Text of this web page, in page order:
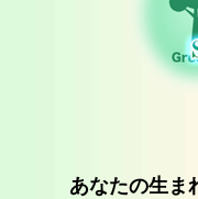
あなたの生ま